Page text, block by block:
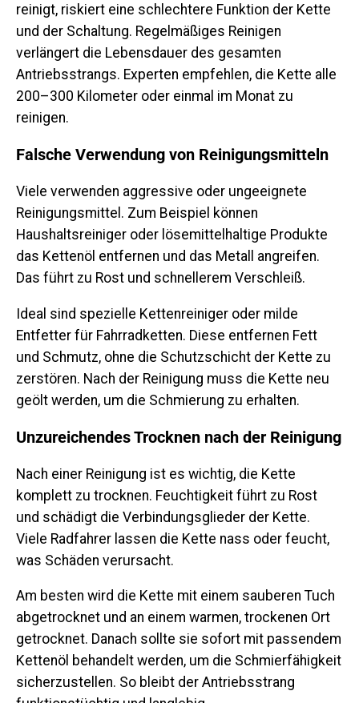
reinigt, riskiert eine schlechtere Funktion der Kette
und der Schaltung. Regelmäßiges Reinigen
verlängert die Lebensdauer des gesamten
Antriebsstrangs. Experten empfehlen, die Kette alle
200–300 Kilometer oder einmal im Monat zu
reinigen.
Falsche Verwendung von Reinigungsmitteln
Viele verwenden aggressive oder ungeeignete
Reinigungsmittel. Zum Beispiel können
Haushaltsreiniger oder lösemittelhaltige Produkte
das Kettenöl entfernen und das Metall angreifen.
Das führt zu Rost und schnellerem Verschleiß.
Ideal sind spezielle Kettenreiniger oder milde
Entfetter für Fahrradketten. Diese entfernen Fett
und Schmutz, ohne die Schutzschicht der Kette zu
zerstören. Nach der Reinigung muss die Kette neu
geölt werden, um die Schmierung zu erhalten.
Unzureichendes Trocknen nach der Reinigung
Nach einer Reinigung ist es wichtig, die Kette
komplett zu trocknen. Feuchtigkeit führt zu Rost
und schädigt die Verbindungsglieder der Kette.
Viele Radfahrer lassen die Kette nass oder feucht,
was Schäden verursacht.
Am besten wird die Kette mit einem sauberen Tuch
abgetrocknet und an einem warmen, trockenen Ort
getrocknet. Danach sollte sie sofort mit passendem
Kettenöl behandelt werden, um die Schmierfähigkeit
sicherzustellen. So bleibt der Antriebsstrang